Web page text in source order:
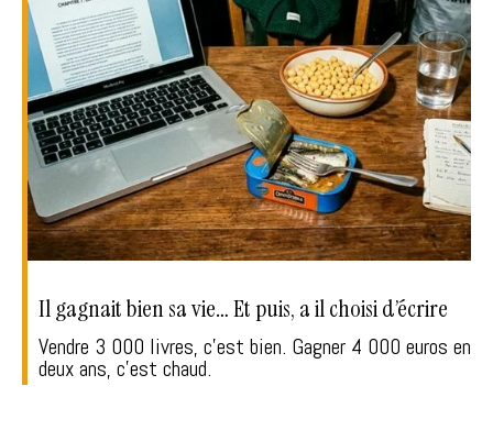
Il gagnait bien sa vie… Et puis, a il choisi d’écrire
Vendre 3 000 livres, c'est bien. Gagner 4 000 euros en
deux ans, c'est chaud.